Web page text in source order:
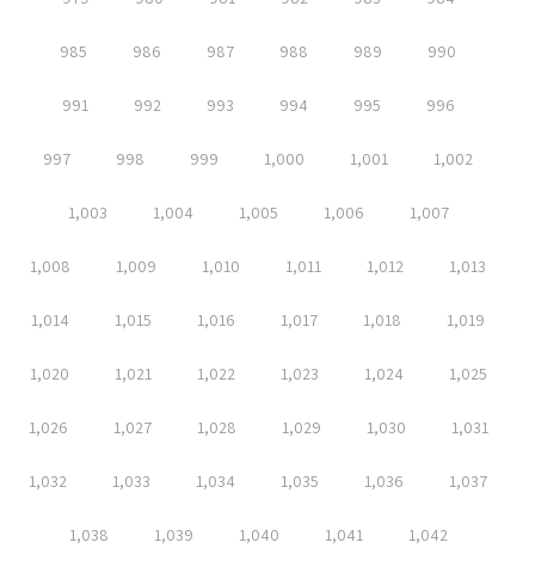
985 986 987 988 989 990
991 992 993 994 995 996
997 998 999 1,000 1,001 1,002
1,003 1,004 1,005 1,006 1,007
1,008 1,009 1,010 1,011 1,012 1,013
1,014 1,015 1,016 1,017 1,018 1,019
1,020 1,021 1,022 1,023 1,024 1,025
1,026 1,027 1,028 1,029 1,030 1,031
1,032 1,033 1,034 1,035 1,036 1,037
1,038 1,039 1,040 1,041 1,042